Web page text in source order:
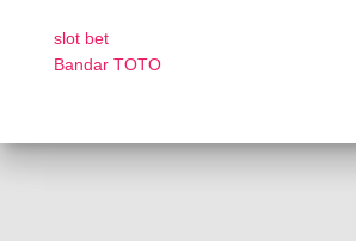
slot bet
Bandar TOTO